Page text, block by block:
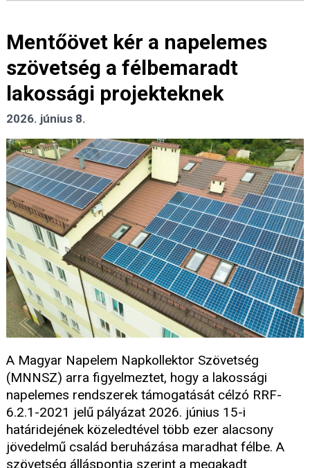
Mentőövet kér a napelemes
szövetség a félbemaradt
lakossági projekteknek
2026. június 8.
A Magyar Napelem Napkollektor Szövetség
(MNNSZ) arra figyelmeztet, hogy a lakossági
napelemes rendszerek támogatását célzó RRF-
6.2.1-2021 jelű pályázat 2026. június 15-i
határidejének közeledtével több ezer alacsony
jövedelmű család beruházása maradhat félbe. A
szövetség álláspontja szerint a megakadt